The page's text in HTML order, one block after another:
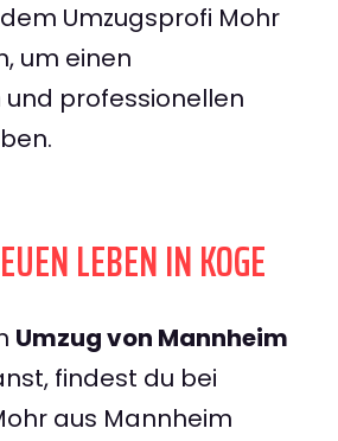
Umzugsprofi Mohr
um einen
professionellen
LEBEN IN KOGE
Umzug von Mannheim
findest du bei
aus Mannheim